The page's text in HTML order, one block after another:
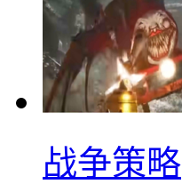
战争策略